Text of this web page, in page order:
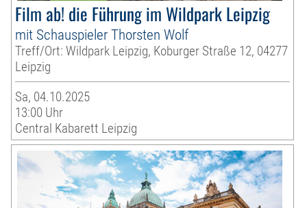
Film ab! die Führung im Wildpark Leipzig
mit Schauspieler Thorsten Wolf
Treff/Ort: Wildpark Leipzig, Koburger Straße 12, 04277
Leipzig
Sa, 04.10.2025
13:00 Uhr
Central Kabarett Leipzig